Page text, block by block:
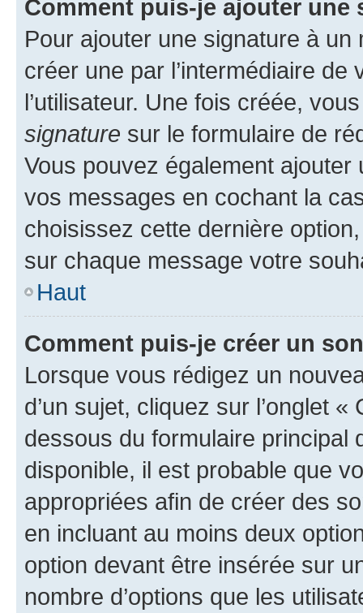
Comment puis-je ajouter une
Pour ajouter une signature à un
créer une par l’intermédiaire
l’utilisateur. Une fois créée,
signature sur le formulaire de
Vous pouvez également
vos messages en cochant la
choisissez cette dernière
sur chaque message votre
Haut
Comment puis-je créer un
Lorsque vous rédigez un
d’un sujet, cliquez sur l’onglet
dessous du formulaire principal
disponible, il est probable que
appropriées afin de créer des
en incluant au moins deux
option devant être insérée sur
nombre d’options que les